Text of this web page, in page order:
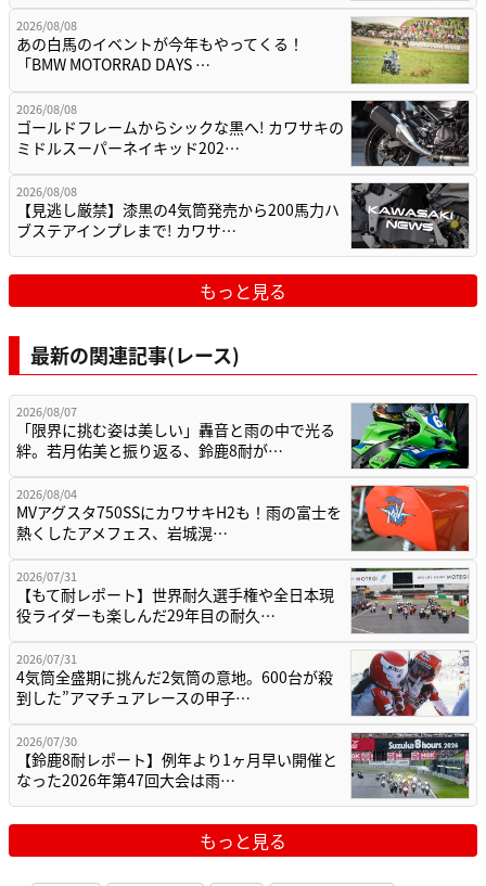
2026/08/08
あの白馬のイベントが今年もやってくる！
「BMW MOTORRAD DAYS …
2026/08/08
ゴールドフレームからシックな黒へ! カワサキの
ミドルスーパーネイキッド202…
2026/08/08
【見逃し厳禁】漆黒の4気筒発売から200馬力ハ
ブステアインプレまで! カワサ…
もっと見る
最新の関連記事(レース)
2026/08/07
「限界に挑む姿は美しい」轟音と雨の中で光る
絆。若月佑美と振り返る、鈴鹿8耐が…
2026/08/04
MVアグスタ750SSにカワサキH2も！雨の富士を
熱くしたアメフェス、岩城滉…
2026/07/31
【もて耐レポート】世界耐久選手権や全日本現
役ライダーも楽しんだ29年目の耐久…
2026/07/31
4気筒全盛期に挑んだ2気筒の意地。600台が殺
到した”アマチュアレースの甲子…
2026/07/30
【鈴鹿8耐レポート】例年より1ヶ月早い開催と
なった2026年第47回大会は雨…
もっと見る